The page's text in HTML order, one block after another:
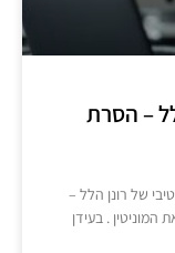
– הסרת
של רונן הלל –
. בעידן